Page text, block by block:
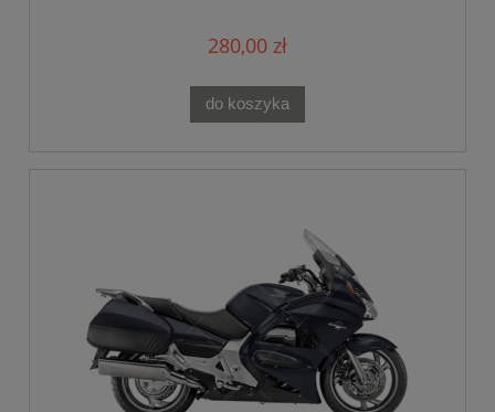
280,00 zł
do koszyka